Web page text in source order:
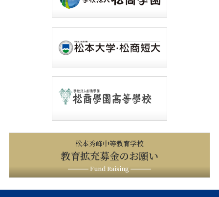
松本秀峰中等教育学校
教育拡充募金のお願い
Fund Raising